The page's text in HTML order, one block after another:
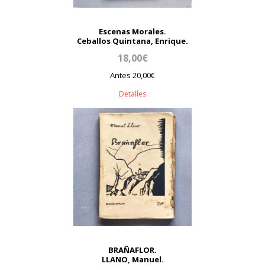
Escenas Morales.
Ceballos Quintana, Enrique.
18,00€
Antes 20,00€
Detalles
BRAÑAFLOR.
LLANO, Manuel.